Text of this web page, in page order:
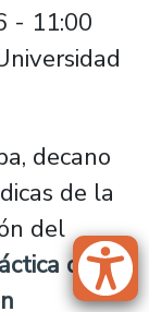
- 11:00
decano
de la
del
de la